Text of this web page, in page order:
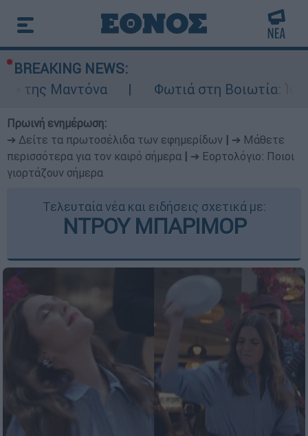
BREAKING NEWS:
Φωτιά στη Βοιωτία: Ίση με έξι
Πρωινή ενημέρωση:
➔ Δείτε τα πρωτοσέλιδα των εφημερίδων
➔ Μάθετε
περισσότερα για τον καιρό σήμερα
➔ Εορτολόγιο: Ποιοι
γιορτάζουν σήμερα
Τελευταία νέα και ειδήσεις σχετικά με:
ΝΤΡΟΥ ΜΠΑΡΙΜΟΡ